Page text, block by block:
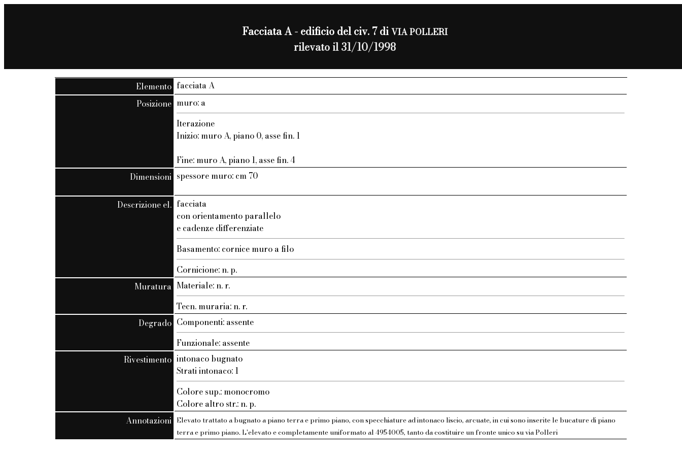
Facciata A - edificio del civ. 7 diVIA POLLERI
rilevato il 31/10/1998
Elemento facciata A
Posizione muro: a
Iterazione
Inizio: muro A, piano 0, asse fin. 1
Fine: muro A, piano 1, asse fin. 4
Dimensioni spessore muro: cm 70
Descrizione el. facciata
con orientamento parallelo
e cadenze differenziate
Basamento: cornice muro a filo
Cornicione: n. p.
Muratura Materiale: n. r.
Tecn. muraria: n. r.
Degrado Componenti: assente
Funzionale: assente
Rivestimento intonaco bugnato
Strati intonaco: 1
Colore sup.: monocromo
Colore altro str.: n. p.
Annotazioni Elevato trattato a bugnato a piano terra e primo piano, con specchiature ad intonaco liscio, arcuate, in cui sono inserite le bucature di piano
terra e primo piano. L'elevato e completamente uniformato al 4954005, tanto da costituire un fronte unico su via Polleri